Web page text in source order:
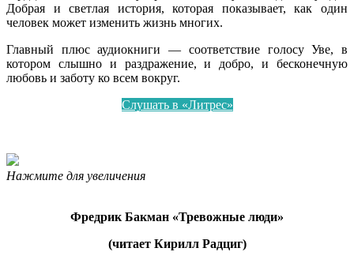
Добрая и светлая история, которая показывает, как один
человек может изменить жизнь многих.
Главный плюс аудиокниги — соответствие голосу Уве, в
котором слышно и раздражение, и добро, и бесконечную
любовь и заботу ко всем вокруг.
Слушать в «Литрес»
Нажмите для увеличения
Фредрик Бакман «Тревожные люди»
(читает Кирилл Радциг)